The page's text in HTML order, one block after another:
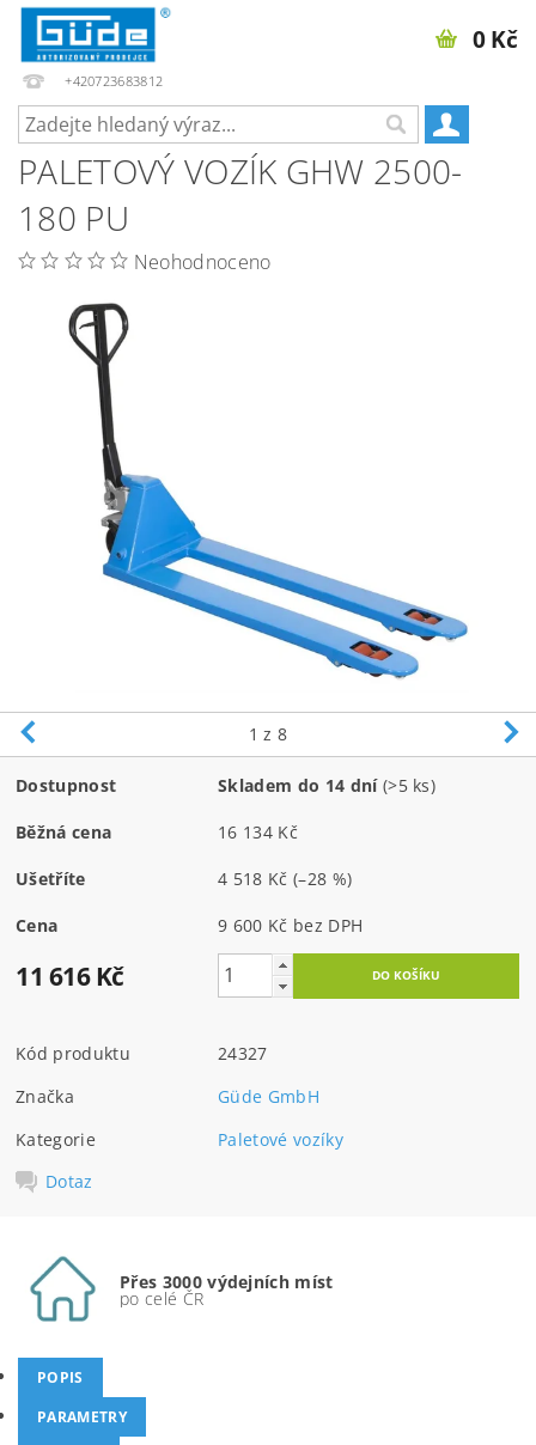
+420723683812
0 Kč
PALETOVÝ VOZÍK GHW 2500-
180 PU
Neohodnoceno
1 z 8
Dostupnost Skladem do 14 dní (>5 ks)
Běžná cena 16 134 Kč
Ušetříte 4 518 Kč (–28 %)
Cena 9 600 Kč bez DPH
11 616 Kč
Kód produktu
24327
Značka
Güde GmbH
Kategorie
Paletové vozíky
Dotaz
Přes 3000 výdejních míst
po celé ČR
POPIS
PARAMETRY